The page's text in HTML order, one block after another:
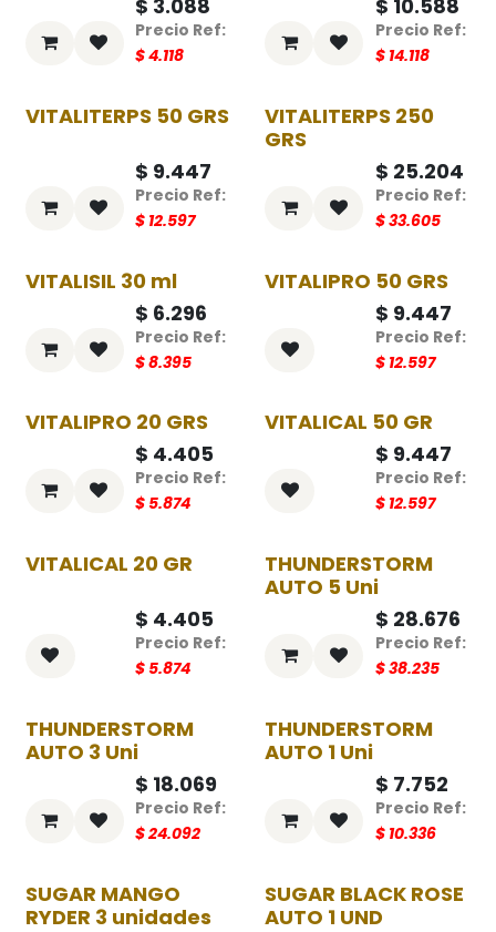
$ 3.088
$4.118
$ 10.588
$ 14.118
-25%
VITALITERPS 50 GRS
$ 9.447
$ 12.597
-25%
VITALITERPS 250
GRS
$ 25.204
$33.605
VITALISIL 30 ml
$ 6.296
$8.395
-25%
VITALIPRO 50 GRS
$ 9.447
$ 12.597
-25%
VITALIPRO 20 GRS
$ 4.405
$ 5.874
-25%
VITALICAL 50 GR
$ 9.447
$ 12.597
-25%
VITALICAL 20 GR
$ 4.405
$ 5.874
-25%
THUNDERSTORM
AUTO 5 Uni
$ 28.676
$38.235
-25%
THUNDERSTORM
AUTO 3 Uni
$ 18.069
$24.092
-25%
THUNDERSTORM
AUTO 1 Uni
$ 7.752
$ 10.336
-25%
SUGAR MANGO
RYDER 3 unidades
-25%
SUGAR BLACK ROSE
AUTO 1 UND